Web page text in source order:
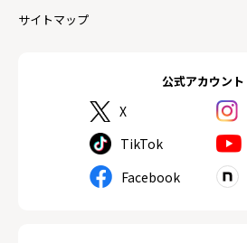
公式アカウント
X
TikTok
Facebook
サイトマップ